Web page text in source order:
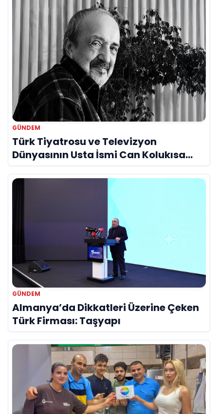
GÜNDEM
Türk Tiyatrosu ve Televizyon
Dünyasının Usta İsmi Can Kolukısa
Hayatını Kaybetti
GÜNDEM
Almanya’da Dikkatleri Üzerine Çeken
Türk Firması: Taşyapı